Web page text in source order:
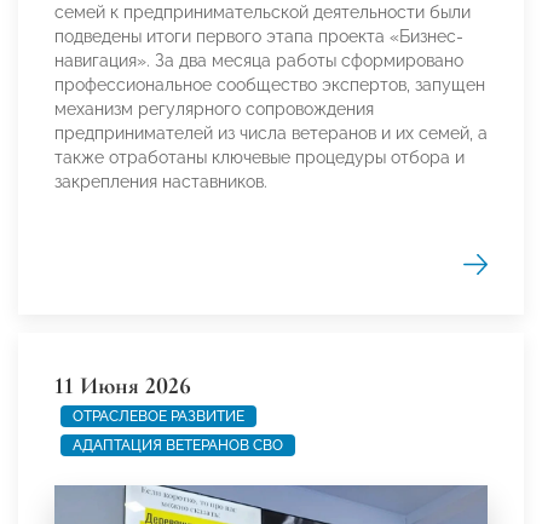
семей к предпринимательской деятельности были
подведены итоги первого этапа проекта «Бизнес-
навигация». За два месяца работы сформировано
профессиональное сообщество экспертов, запущен
механизм регулярного сопровождения
предпринимателей из числа ветеранов и их семей, а
также отработаны ключевые процедуры отбора и
закрепления наставников.
11 Июня 2026
ОТРАСЛЕВОЕ РАЗВИТИЕ
АДАПТАЦИЯ ВЕТЕРАНОВ СВО